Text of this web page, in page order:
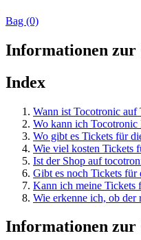
Bag (0)
Informationen zur
Index
Wann ist Tocotronic auf
Wo kann ich Tocotronic
Wo gibt es Tickets für
Wie viel kosten Tickets
Ist der Shop auf
Gibt es noch Tickets
Kann ich meine
Wie erkenne ich, ob der
Informationen zur